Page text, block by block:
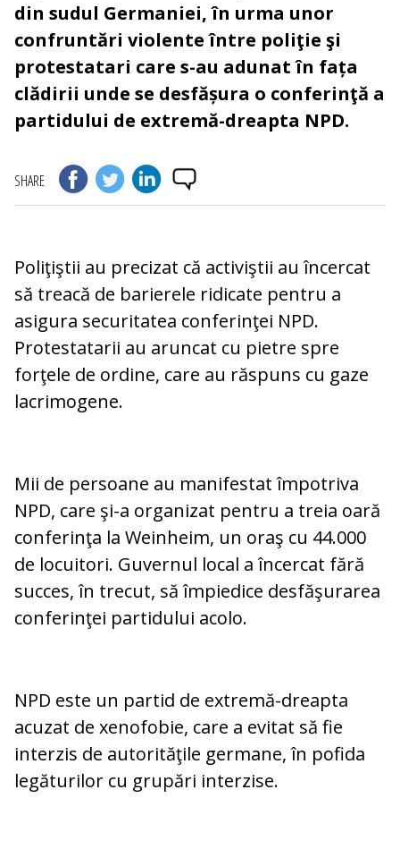
din sudul Germaniei, în urma unor
confruntări violente între poliţie şi
protestatari care s-au adunat în fața
clădirii unde se desfășura o conferinţă a
partidului de extremă-dreapta NPD.
SHARE
Poliţiştii au precizat că activiştii au încercat
să treacă de barierele ridicate pentru a
asigura securitatea conferinţei NPD.
Protestatarii au aruncat cu pietre spre
forţele de ordine, care au răspuns cu gaze
lacrimogene.
Mii de persoane au manifestat împotriva
NPD, care şi-a organizat pentru a treia oară
conferinţa la Weinheim, un oraş cu 44.000
de locuitori. Guvernul local a încercat fără
succes, în trecut, să împiedice desfăşurarea
conferinţei partidului acolo.
NPD este un partid de extremă-dreapta
acuzat de xenofobie, care a evitat să fie
interzis de autorităţile germane, în pofida
legăturilor cu grupări interzise.